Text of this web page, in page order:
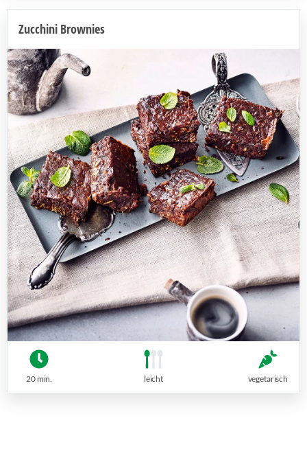
Zucchini Brownies
20 min. leicht vegetarisch